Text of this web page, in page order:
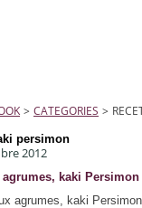
> CATEGORIES >
persimon
2012
agrumes, kaki